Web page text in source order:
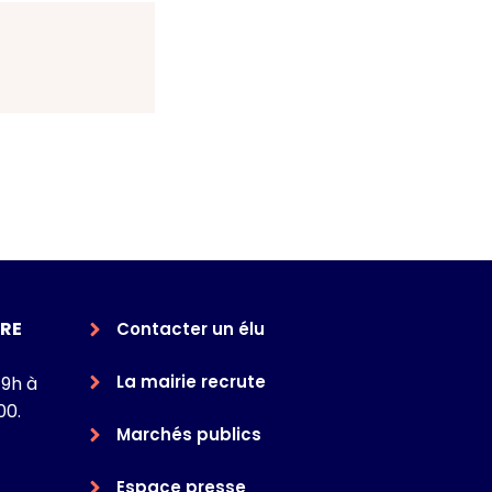
à
Contacter un élu
La mairie recrute
Marchés publics
Espace presse